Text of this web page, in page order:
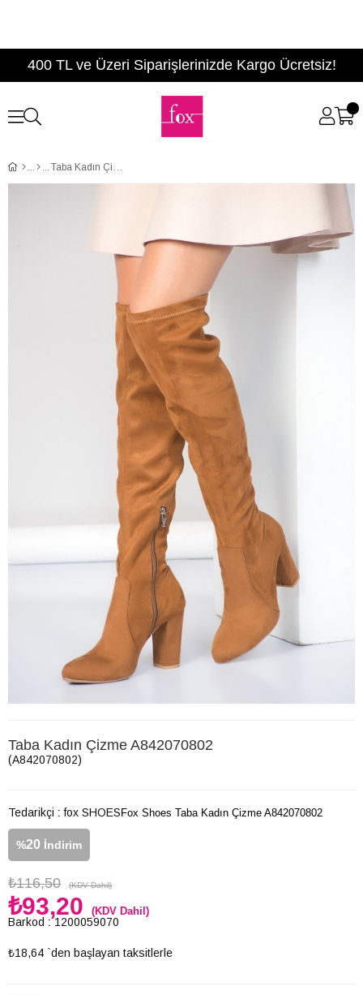
400 TL ve Üzeri Siparişlerinizde Kargo Ücretsiz!
Taba Kadın Çizme A842070802
Taba Kadın Çizme A842070802
(A842070802)
Tedarikçi : fox SHOES
%20 İndirim
₺116,50 (KDV Dahil)
₺93,20 (KDV Dahil)
Barkod : 1200059070
₺18,64 `den başlayan taksitlerle
Fox Shoes Taba Kadın Çizme A842070802